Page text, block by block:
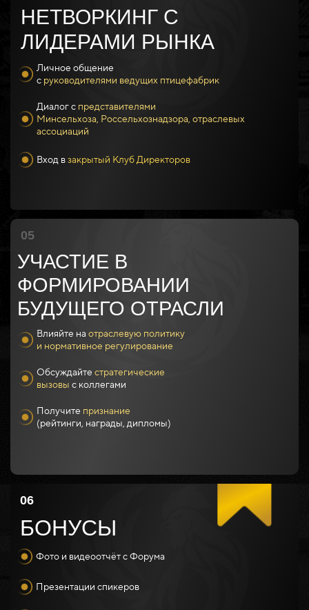
НЕТВОРКИНГ С
ЛИДЕРАМИ РЫНКА
Личное общение
с руководителями ведущих птицефабрик
Диалог с представителями
Минсельхоза, Россельхознадзора, отраслевых
ассоциаций
Вход взакрытый Клуб Директоров
05
УЧАСТИЕ В
ФОРМИРОВАНИИ
БУДУЩЕГО ОТРАСЛИ
Влияйте на отраслевую политику
и нормативное регулирование
Обсуждайте стратегические
вызовы с коллегами
Получите признание
(рейтинги, награды, дипломы)
06
БОНУСЫ
Фото и видеоотчёт с Форума
Презентации спикеров